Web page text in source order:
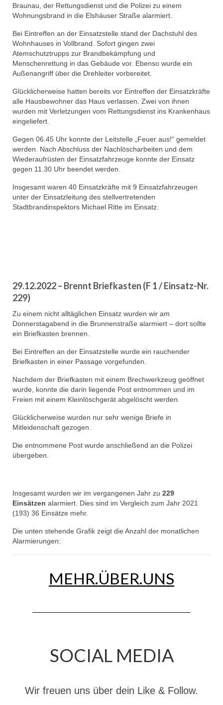
Braunau, der Rettungsdienst und die Polizei zu einem
Wohnungsbrand in die Elshäuser Straße alarmiert.
Bei Eintreffen an der Einsatzstelle stand der Dachstuhl des
Wohnhauses in Vollbrand. Sofort gingen zwei
Atemschutztrupps zur Brandbekämpfung und
Menschenrettung in das Gebäude vor. Ebenso wurde ein
Außenangriff über die Drehleiter vorbereitet.
Glücklicherweise hatten bereits vor Eintreffen der Einsatzkräfte
alle Hausbewohner das Haus verlassen. Zwei von ihnen
wurden mit Verletzungen vom Rettungsdienst ins Krankenhaus
eingeliefert.
Gegen 06.45 Uhr konnte der Leitstelle „Feuer aus!“ gemeldet
werden. Nach Abschluss der Nachlöscharbeiten und dem
Wiederaufrüsten der Einsatzfahrzeuge konnte der Einsatz
gegen 11.30 Uhr beendet werden.
Insgesamt waren 40 Einsatzkräfte mit 9 Einsatzfahrzeugen
unter der Einsatzleitung des stellvertretenden
Stadtbrandinspektors Michael Ritte im Einsatz.
29.12.2022 – Brennt Briefkasten (F 1 / Einsatz-Nr.
229)
Zu einem nicht alltäglichen Einsatz wurden wir am
Donnerstagabend in die Brunnenstraße alarmiert – dort sollte
ein Briefkasten brennen.
Bei Eintreffen an der Einsatzstelle wurde ein rauchender
Briefkasten in einer Passage vorgefunden.
Nachdem der Briefkasten mit einem Brechwerkzeug geöffnet
wurde, konnte die darin liegende Post entnommen und im
Freien mit einem Kleinlöschgerät abgelöscht werden.
Glücklicherweise wurden nur sehr wenige Briefe in
Mitleidenschaft gezogen.
Die entnommene Post wurde anschließend an die Polizei
übergeben.
Insgesamt wurden wir im vergangenen Jahr zu 229
Einsätzen alarmiert. Dies sind im Vergleich zum Jahr 2021
(193) 36 Einsätze mehr.
Die unten stehende Grafik zeigt die Anzahl der monatlichen
Alarmierungen:
MEHR.ÜBER.UNS
SOCIAL MEDIA
Wir freuen uns über dein Like & Follow.